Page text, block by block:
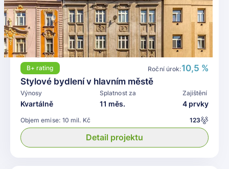
B+ rating Roční úrok:10,5 %
Stylové bydlení v hlavním městě
Výnosy
Kvartálně
Splatnost za
11 měs.
Zajištění
4 prvky
Objem emise: 10 mil. Kč 123
Detail projektu